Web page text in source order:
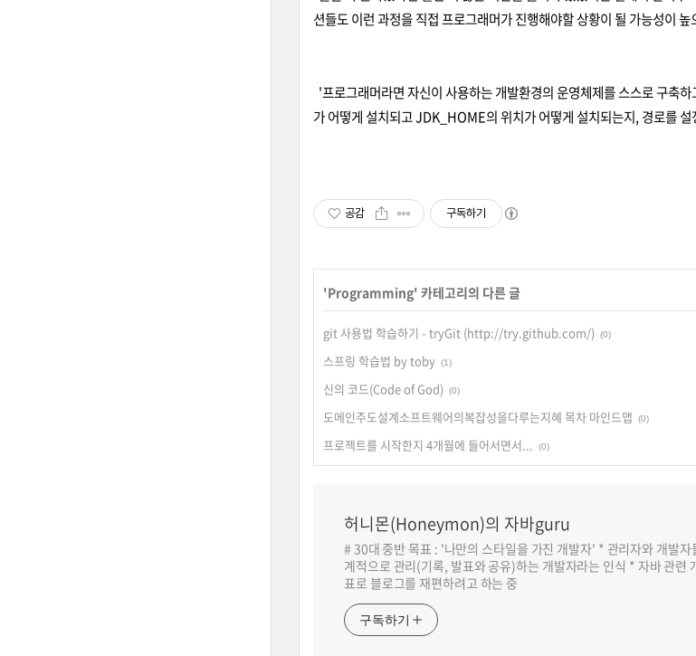
션들도 이런 과정을 직접 프로그래머가 진행해야할 상황이 될 가능성이
'프로그래머라면 자신이 사용하는 개발환경의 운영체제를 스스로 구축
가 어떻게 설치되고 JDK_HOME의 위치가 어떻게 설치되는지, 경로를
공감 구독하기
'Programming' 카테고리의 다른 글
git 사용법 학습하기 - tryGit (http://try.github.com/) (0)
스프링 학습법 by toby (1)
신의 코드(Code of God)
(0)
도메인주도설계소프트웨어의복잡성을다루는지혜 목차 마인드맵
(0)
프로젝트를 시작한지 4개월에 들어서면서...
(0)
허니몬(Honeymon)의 자바guru
# 30대 중반 목표 : '나만의 스타일을 가진 개발자' * 관리자와 개발
계적으로 관리(기록, 발표와 공유)하는 개발자라는 인식 * 자바 관
표로 블로그를 재편하려고 하는 중
구독하기